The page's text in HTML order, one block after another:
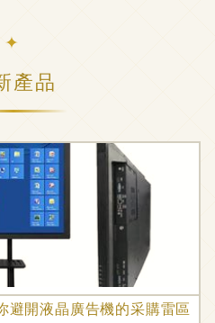
產品
避開液晶廣告機的采購雷區